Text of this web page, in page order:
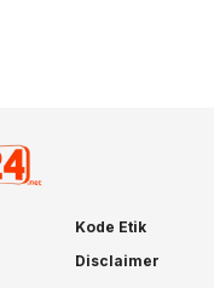
Kode Etik
Disclaimer